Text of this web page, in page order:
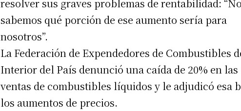
resolver sus graves problemas de rentabilidad: “No
sabemos qué porción de ese aumento sería para
nosotros”.
La Federación de Expendedores de Combustibles
Interior del País denunció una caída de 20% en las
ventas de combustibles líquidos y le adjudicó esa
los aumentos de precios.